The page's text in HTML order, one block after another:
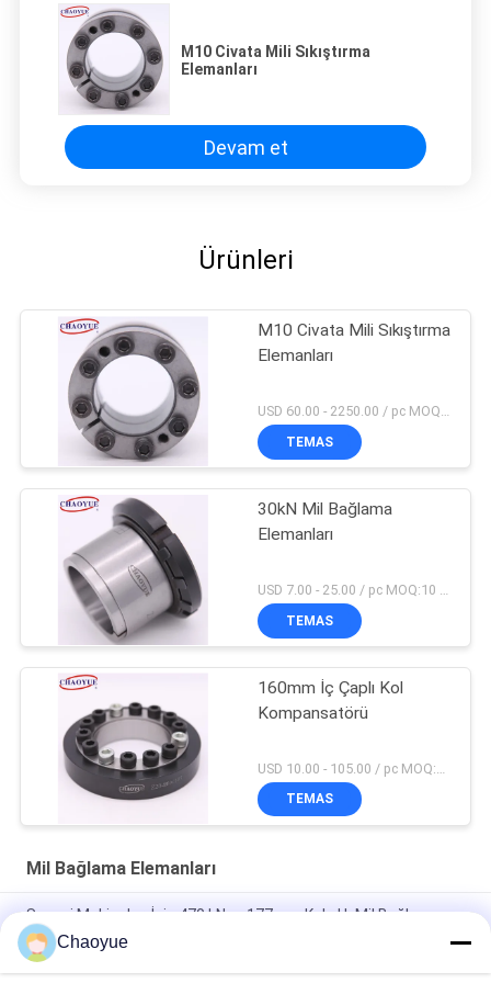
M10 Civata Mili Sıkıştırma
Elemanları
Devam et
Ürünleri
M10 Civata Mili Sıkıştırma
Elemanları
TEMAS
30kN Mil Bağlama
Elemanları
TEMAS
160mm İç Çaplı Kol
Kompansatörü
TEMAS
Mil Bağlama Elemanları
Sanayi Makinaları İçin 470 kN.m 177mm Kalınlık Mil Bağlama
Elemanları
Mil Kilidi için Siyah 1240 N.M M75 Bolt Climax Anahtarsız Burç
Chaoyue